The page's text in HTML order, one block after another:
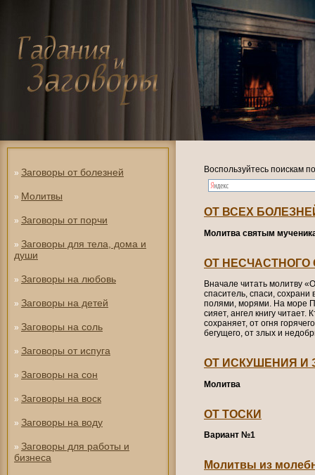
» Заговоры от болезней
» Молитвы
» Заговоры от порчи
» Заговоры для тела, дома и
души
» Заговоры на любовь
» Заговоры на детей
» Заговоры на соль
» Заговоры от испуга
» Заговоры на сон
» Заговоры на воск
» Заговоры на воду
» Заговоры для работы и
бизнеса
Воспользуйтесь поискам
ОТ ВСЕХ
Молитва святым
ОТ НЕСЧАСТНОГО
Вначале читать молитву
спаситель, спаси, сохрани
полями, морями. На море
сияет, ангел книгу читает.
сохраняет, от огня
бегущего, от злых и
ОТ ИСКУШЕНИЯ И
Молитва
ОТ ТОСКИ
Вариант №1
Молитвы из